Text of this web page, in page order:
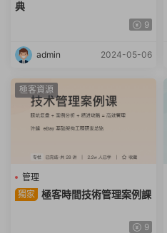
典
9
admin 2024-05-06
極客資源
管理
獨家 極客時間技術管理案例課
9